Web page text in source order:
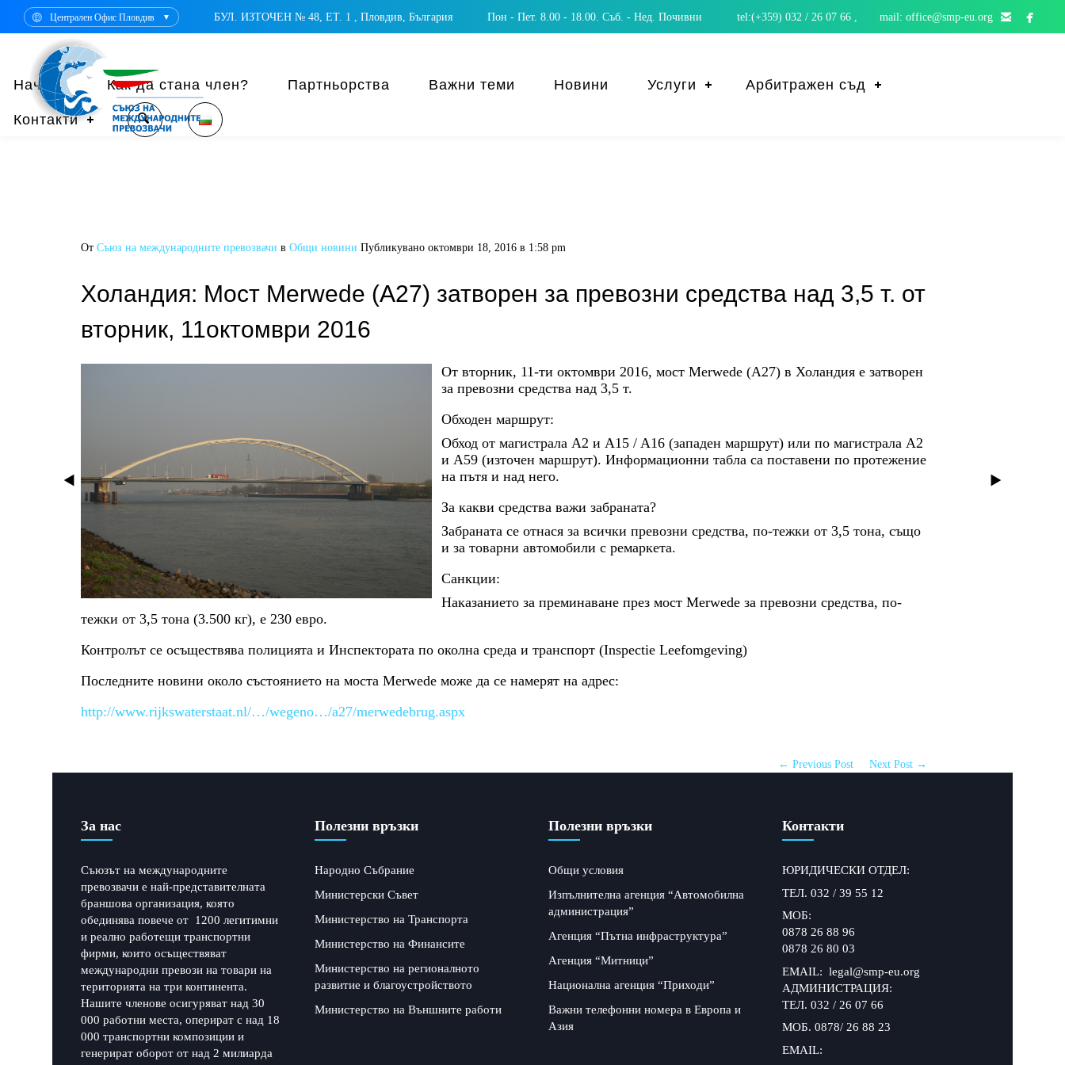
Централен Офис Пловдив ▼ БУЛ. ИЗТОЧЕН № 48, ЕТ. 1 , Пловдив, България Пон - Пет. 8.00 - 18.00. Съб. - Нед. Почивни tel:(+359) 032 / 26 07 66 , mail: office@smp-eu.org  
Начало Как да стана член? Партньорства Важни теми Новини Услуги Арбитражен съд
Контакти
От Съюз на международните превозвачи в Общи новини Публикувано октомври 18, 2016 в 1:58 pm
Холандия: Мост Merwede (A27) затворен за превозни средства над 3,5 т. от
вторник, 11октомври 2016
Oт вторник, 11-ти октомври 2016, мост Merwede (A27) в Холандия е затворен
за превозни средства над 3,5 т.
Обходен маршрут:
Обход от магистрала А2 и A15 / A16 (западен маршрут) или по магистрала А2
и А59 (източен маршрут). Информационни табла са поставени по протежение
на пътя и над него.
За какви средства важи забраната?
Забраната се отнася за всички превозни средства, по-тежки от 3,5 тона, също
и за товарни автомобили с ремаркета.
Санкции:
Наказанието за преминаване през мост Merwede за превозни средства, по-
тежки от 3,5 тона (3.500 кг), е 230 евро.
Контролът се осъществява полицията и Инспектората по околна среда и транспорт (Inspectie Leefomgeving)
Последните новини около състоянието на моста Merwede може да се намерят на адрес:
http://www.rijkswaterstaat.nl/…/wegeno…/a27/merwedebrug.aspx
← Previous Post Next Post →
За нас
Съюзът на международните
превозвачи е най-представителната
браншова организация, която
обединява повече от 1200 легитимни
и реално работещи транспортни
фирми, които осъществяват
международни превози на товари на
територията на три континента.
Нашите членове осигуряват над 30
000 работни места, оперират с над 18
000 транспортни композиции и
генерират оборот от над 2 милиарда
Полезни връзки
Народно Събрание
Министерски Съвет
Министерство на Транспорта
Министерство на Финансите
Министерство на регионалното
развитие и благоустройството
Министерство на Външните работи
Полезни връзки
Общи условия
Изпълнителна агенция “Автомобилна
администрация”
Агенция “Пътна инфраструктура”
Агенция “Митници”
Национална агенция “Приходи”
Важни телефонни номера в Европа и
Азия
Контакти
ЮРИДИЧЕСКИ ОТДЕЛ:
ТЕЛ. 032 / 39 55 12
МОБ:
0878 26 88 96
0878 26 80 03
EMAIL: legal@smp-eu.org
АДМИНИСТРАЦИЯ:
ТЕЛ. 032 / 26 07 66
МОБ. 0878/ 26 88 23
EMAIL: